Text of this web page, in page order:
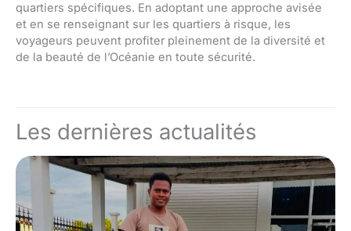
quartiers spécifiques. En adoptant une approche avisée
et en se renseignant sur les quartiers à risque, les
voyageurs peuvent profiter pleinement de la diversité et
de la beauté de l’Océanie en toute sécurité.
Les dernières actualités